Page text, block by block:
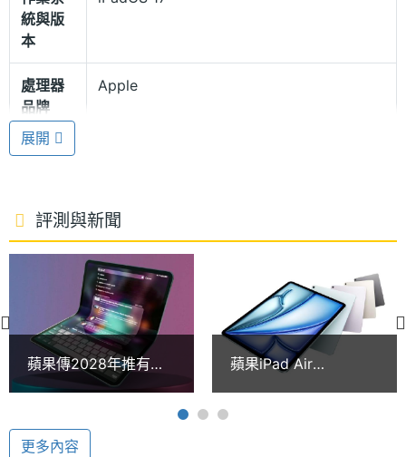
Apple M2 晶片
Apple iPad Air 13 (2024) Wi-Fi 512GB 運行 iPadOS
17 作業系統，搭載 Apple M2 晶片，具備 8 核心 CPU
+ 10 核心 GPU 組合成的 16 核心神經網路引擎，除了
效能表現躍升全新境界，同時擁有出色的續航表現。
牙 5.3 功能；還可搭配第二代 Apple Pencil、Apple
Pencil Pro 及巧控鍵盤使用，提升繪圖、筆記的便利
橫向超廣角前置相機
Apple iPad Air 13 (2024) Wi-Fi 512GB 改用橫向設計
的 1,200 萬畫素前置相機，擁有超廣角攝影能力，具
備 F2.4 光圈，支援人物居中、智慧型 HDR 4、
1080p 電影級視訊穩定功能。後置 1,200 萬畫素主鏡
統與版
本
處理器
品牌
Apple
處理器
處理器
核心數
8
8 GB
ROM儲
存空間
512 GB
量
展開
評測與新聞
蘋果傳2028年推有摺
疊螢幕的iPad 未來5年
蘋果iPad Air
更多內容